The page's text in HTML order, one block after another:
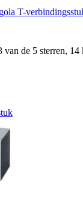
T-
van de 5 sterren,